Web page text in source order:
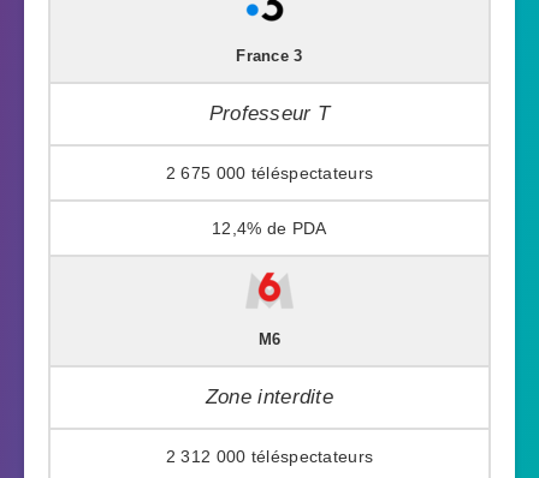
France 3
Professeur T
2 675 000
12,4%
M6
Zone interdite
2 312 000